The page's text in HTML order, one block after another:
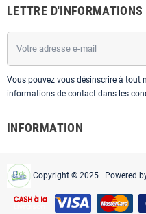
LETTRE D'INFORMATIONS
Vous pouvez vous désinscrire à tout
informations de contact dans les
INFORMATION
Copyright © 2025 Powered